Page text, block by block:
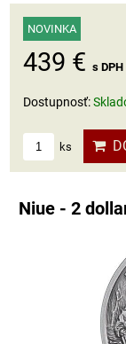
NOVINKA
439 € s DPH
Dostupnosť:
ks
Niue - 2